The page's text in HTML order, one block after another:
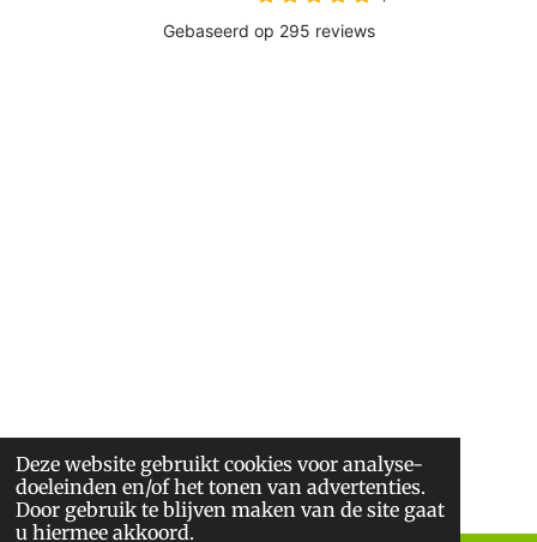
Deze website gebruikt cookies voor analyse-
doeleinden en/of het tonen van advertenties.
Door gebruik te blijven maken van de site gaat
u hiermee akkoord.